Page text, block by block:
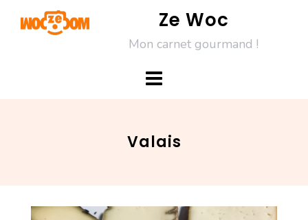
Ze Woc
Mon carnet gourmand !
Valais